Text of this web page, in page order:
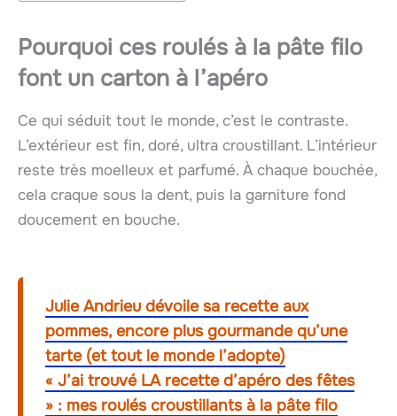
Pourquoi ces roulés à la pâte filo
font un carton à l’apéro
Ce qui séduit tout le monde, c’est le contraste.
L’extérieur est fin, doré, ultra croustillant. L’intérieur
reste très moelleux et parfumé. À chaque bouchée,
cela craque sous la dent, puis la garniture fond
doucement en bouche.
Julie Andrieu dévoile sa recette aux
pommes, encore plus gourmande qu’une
tarte (et tout le monde l’adopte)
« J’ai trouvé LA recette d’apéro des fêtes
» : mes roulés croustillants à la pâte filo